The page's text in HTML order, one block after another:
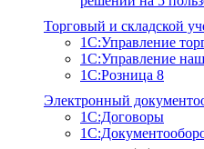
Торговый и складской
1С:Управление
1С:Управление
1С:Розница 8
Электронный
1С:Договоры